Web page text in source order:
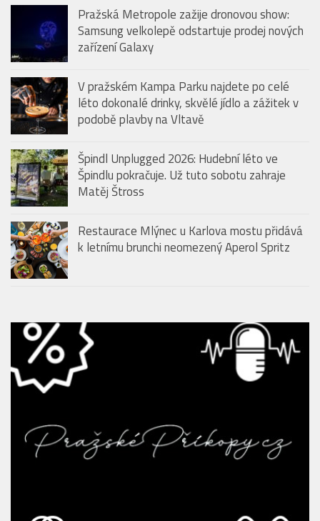
Pražská Metropole zažije dronovou show:
Samsung velkolepě odstartuje prodej nových
zařízení Galaxy
V pražském Kampa Parku najdete po celé
léto dokonalé drinky, skvělé jídlo a zážitek v
podobě plavby na Vltavě
Špindl Unplugged 2026: Hudební léto ve
Špindlu pokračuje. Už tuto sobotu zahraje
Matěj Štross
Restaurace Mlýnec u Karlova mostu přidává
k letnímu brunchi neomezený Aperol Spritz